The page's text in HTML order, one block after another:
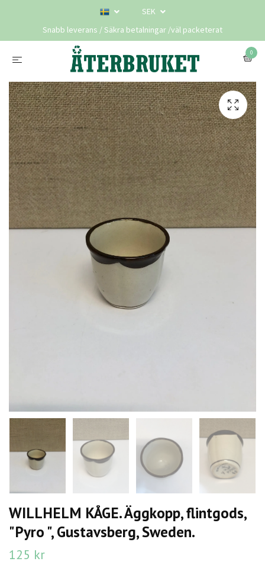
SEK
Snabb leverans / Säkra betalningar /väl packeterat
0
WILLHELM KÅGE. Äggkopp, flintgods,
"Pyro ", Gustavsberg, Sweden.
125 kr